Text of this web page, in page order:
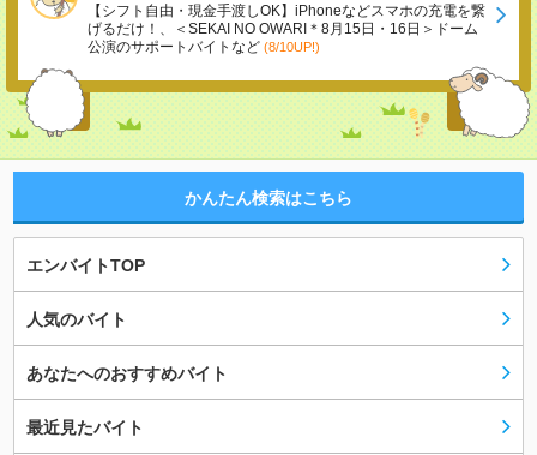
【シフト自由・現金手渡しOK】iPhoneなどスマホの充電を繋
げるだけ！、＜SEKAI NO OWARI＊8月15日・16日＞ドーム
公演のサポートバイトなど (8/10UP!)
かんたん検索はこちら
エンバイトTOP
人気のバイト
あなたへのおすすめバイト
最近見たバイト